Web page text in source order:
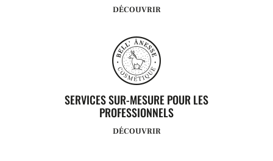
DÉCOUVRIR
SERVICES SUR-MESURE POUR LES
PROFESSIONNELS
DÉCOUVRIR